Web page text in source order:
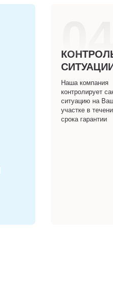
Наша компания
контролирует
ситуацию на
участке в
срока гарантии